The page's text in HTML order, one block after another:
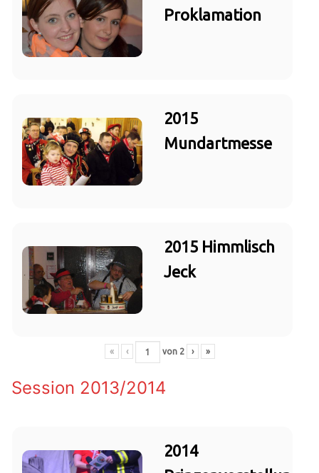
Proklamation
2015
Mundartmesse
2015 Himmlisch
Jeck
« ‹ von 2 › »
Session 2013/2014
2014